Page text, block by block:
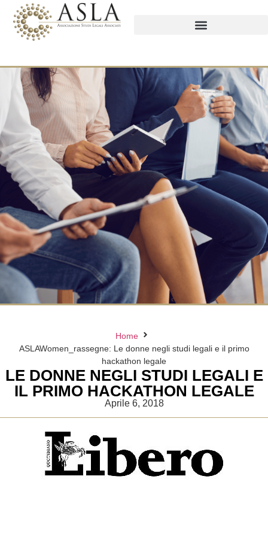
Home
ASLAWomen_rassegne: Le donne negli studi legali e il primo
hackathon legale
LE DONNE NEGLI STUDI LEGALI E
IL PRIMO HACKATHON LEGALE
Aprile 6, 2018